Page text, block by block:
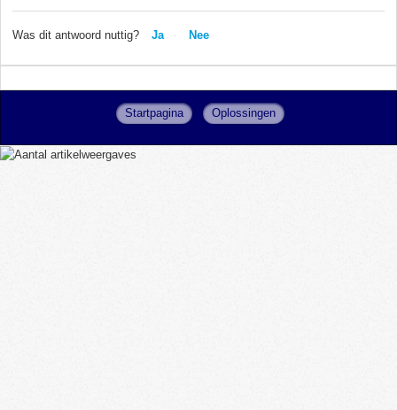
Was dit antwoord nuttig? Ja Nee
Startpagina Oplossingen